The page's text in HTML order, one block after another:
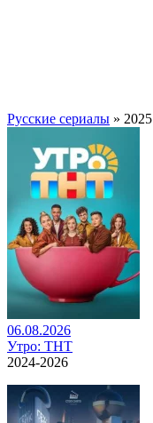
Русские сериалы » 2025
06.08.2026
Утро: ТНТ
2024-2026